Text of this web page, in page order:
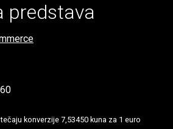
predstava
konverzije 7,53450 kuna za 1 euro